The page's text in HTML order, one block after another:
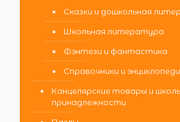
Сказки и дошкольная
Школьная литература
Фэнтези и фантастика
Справочники и
Канцелярские товары и
принадлежности